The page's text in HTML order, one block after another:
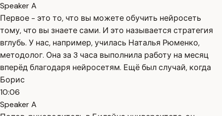
Speaker A
Первое - это то, что вы можете обучить нейросеть
тому, что вы знаете сами. И это называется стратегия
вглубь. У нас, например, училась Наталья Рюменко,
методолог. Она за 3 часа выполнила работу на месяц
вперёд благодаря нейросетям. Ещё был случай, когда
Борис
10:06
Speaker A